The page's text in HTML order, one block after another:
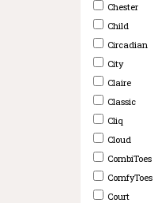
Chester
Child
Circadian
City
Claire
Classic
Cliq
Cloud
CombiToes
ComfyToes
Court